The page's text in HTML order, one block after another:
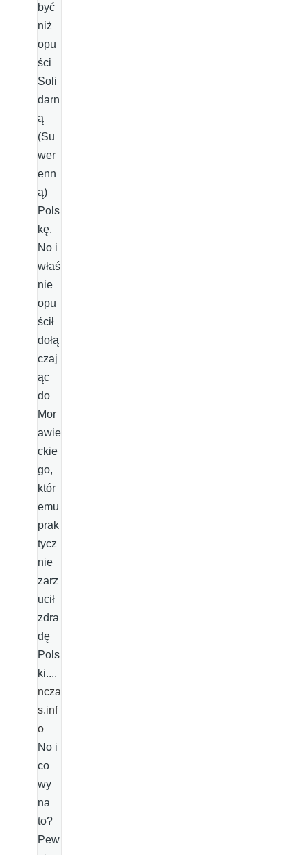
być
niż
opu
ści
Soli
darn
ą
(Su
wer
enn
ą)
Pols
kę.
No i
właś
nie
opu
ścił
dołą
czaj
ąc
do
Mor
awie
ckie
go,
któr
emu
prak
tycz
nie
zarz
ucił
zdra
dę
Pols
ki....
ncza
s.inf
o
No i
co
wy
na
to?
Pew